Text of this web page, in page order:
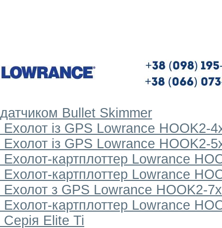
датчиком Bullet Skimmer
Ехолот із GPS Lowrance HOOK2-
Ехолот із GPS Lowrance HOOK2-
Ехолот-картплоттер Lowrance
Ехолот-картплоттер Lowrance
Ехолот з GPS Lowrance HOOK2-
Ехолот-картплоттер Lowrance
Серія Elite Ti